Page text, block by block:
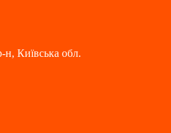
Київська обл.